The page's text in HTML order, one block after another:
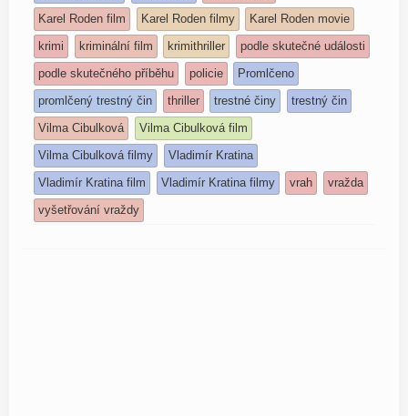
Karel Roden film
Karel Roden filmy
Karel Roden movie
krimi
kriminální film krimithriller
podle skutečné události
podle skutečného příběhu
policie
Promlčeno
promlčený trestný čin
thriller trestné činy
trestný čin
Vilma Cibulková
Vilma Cibulková film
Vilma Cibulková filmy
Vladimír Kratina
Vladimír Kratina film
Vladimír Kratina filmy vrah
vražda
vyšetřování vraždy